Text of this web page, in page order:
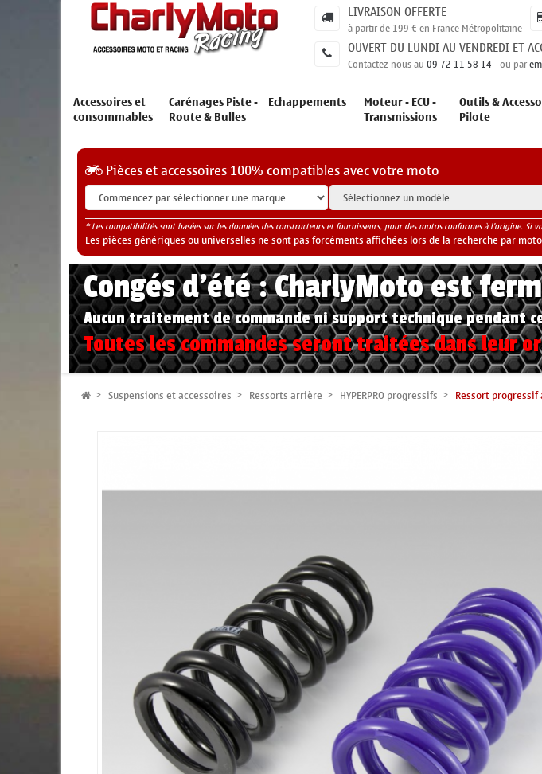
LIVRAISON OFFERTE
à partir de 199 € en France Métropolitaine
OUVERT DU LUNDI AU VENDREDI ET
Contactez nous au09 72 11 58 14- ou par
Accessoires et
consommables
Carénages Piste -
Route & Bulles
Echappements Moteur - ECU -
Transmissions
Outils &
Pilote
Pièces et accessoires 100% compatibles avec votre moto
* Les compatibilités sont basées sur les données des constructeurs et fournisseurs, pour des motos conformes à l'origine. Si
Les pièces génériques ou universelles ne sont pas forcéments affichées lors de la recherche par
Congés d'été : CharlyMoto est
Aucun traitement de commande ni support technique pendant
Toutes les commandes seront traitées dans leur
Suspensions et accessoires Ressorts arrière HYPERPRO progressifs Ressort progressif